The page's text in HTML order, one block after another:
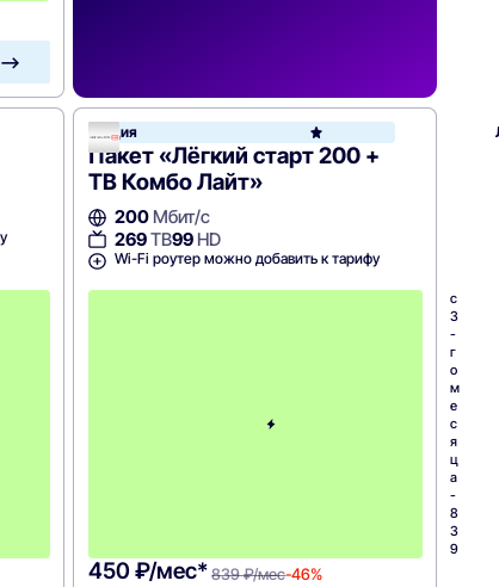
Акция
Пакет «Лёгкий старт 200 +
ТВ Комбо Лайт»
200 Мбит/с
269ТВ99 HD
Wi-Fi роутер можно добавить к тарифу
с
3
-
г
о
м
е
с
я
ц
а
-
8
3
9
450 ₽/мес* 839 ₽/мес-46%